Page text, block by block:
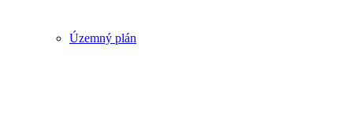
Územný plán